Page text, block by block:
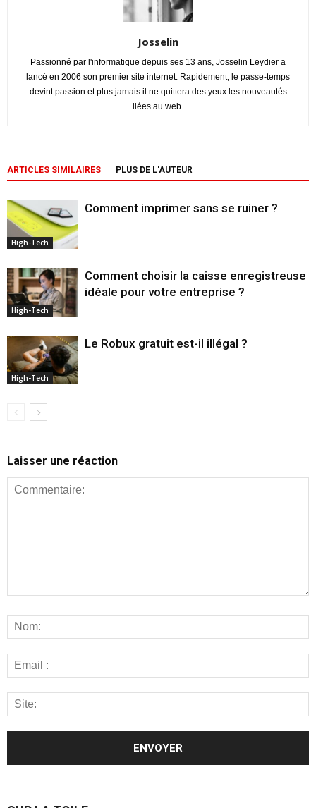
Josselin
Passionné par l'informatique depuis ses 13 ans, Josselin Leydier a
lancé en 2006 son premier site internet. Rapidement, le passe-temps
devint passion et plus jamais il ne quittera des yeux les nouveautés
liées au web.
ARTICLES SIMILAIRES PLUS DE L'AUTEUR
High-Tech
Comment imprimer sans se ruiner ?
High-Tech
Comment choisir la caisse enregistreuse
idéale pour votre entreprise ?
High-Tech
Le Robux gratuit est-il illégal ?
Laisser une réaction